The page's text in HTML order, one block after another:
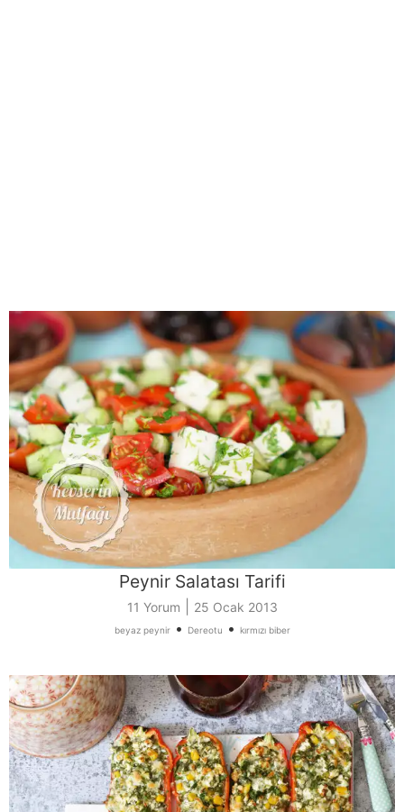
Peynir Salatası Tarifi
11 Yorum 25 Ocak 2013
beyaz peynir• Dereotu • kırmızı biber